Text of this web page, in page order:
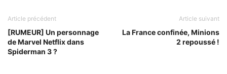
Article précédent
[RUMEUR] Un personnage
de Marvel Netflix dans
Spiderman 3 ?
Article suivant
La France confinée, Minions
2 repoussé !